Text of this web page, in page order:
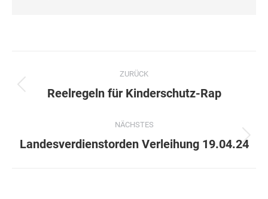
ZURÜCK
Vorheriger
Reelregeln für Kinderschutz-Rap
NÄCHSTES
Nächster
Landesverdienstorden Verleihung 19.04.24